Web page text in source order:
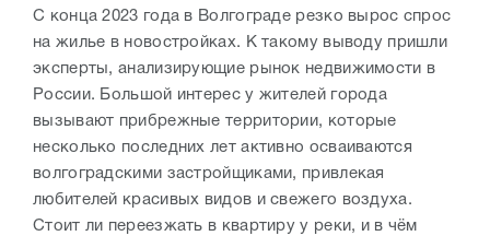
С конца 2023 года в Волгограде резко вырос спрос
на жилье в новостройках. К такому выводу пришли
эксперты, анализирующие рынок недвижимости в
России. Большой интерес у жителей города
вызывают прибрежные территории, которые
несколько последних лет активно осваиваются
волгоградскими застройщиками, привлекая
любителей красивых видов и свежего воздуха.
Стоит ли переезжать в квартиру у реки, и в чём